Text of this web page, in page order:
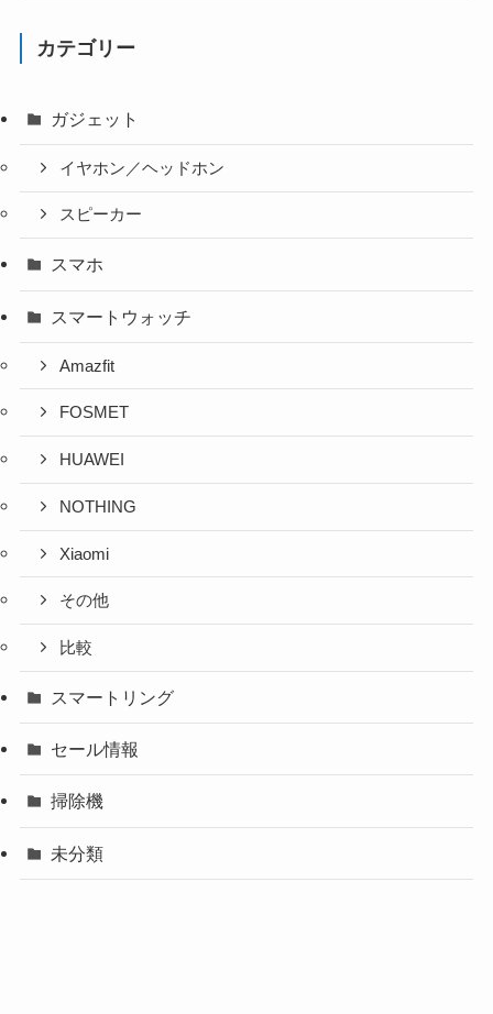
カテゴリー
ガジェット
イヤホン／ヘッドホン
スピーカー
スマホ
スマートウォッチ
Amazfit
FOSMET
HUAWEI
NOTHING
Xiaomi
その他
比較
スマートリング
セール情報
掃除機
未分類